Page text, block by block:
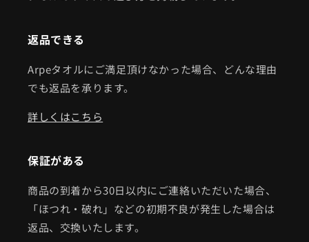
返品できる
Arpeタオルにご満足頂けなかった場合、どんな理由
でも返品を承ります。
詳しくはこちら
保証がある
商品の到着から30日以内にご連絡いただいた場合、
「ほつれ・破れ」などの初期不良が発生した場合は
返品、交換いたします。